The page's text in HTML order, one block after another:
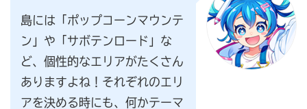
島には「ポップコーンマウンテ
ン」や「サボテンロード」な
ど、個性的なエリアがたくさん
ありますよね！それぞれのエリ
アを決める時にも、何かテーマ